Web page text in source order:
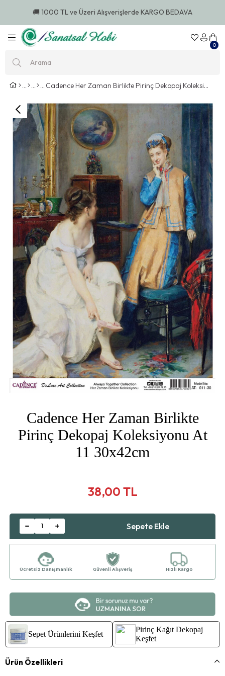
🚚 1000 TL ve Üzeri Alışverişlerde KARGO BEDAVA
0
Cadence Her Zaman Birlikte Pirinç Dekopaj Koleksiyonu At 11 30x42cm
Cadence Her Zaman Birlikte
Pirinç Dekopaj Koleksiyonu At
11 30x42cm
38,00 TL
Ücretsiz Danışmanlık Güvenli Alışveriş Hızlı Kargo
Sepet Ürünlerini Keşfet
Pirinç Kağıt Dekopaj
Keşfet
Ürün Özellikleri